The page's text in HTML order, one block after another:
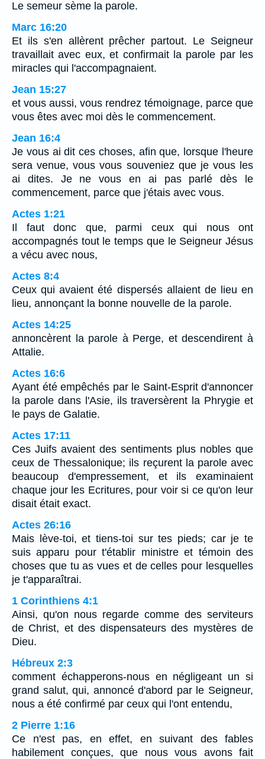
Le semeur sème la parole.
Marc 16:20
Et ils s'en allèrent prêcher partout. Le Seigneur
travaillait avec eux, et confirmait la parole par les
miracles qui l'accompagnaient.
Jean 15:27
et vous aussi, vous rendrez témoignage, parce que
vous êtes avec moi dès le commencement.
Jean 16:4
Je vous ai dit ces choses, afin que, lorsque l'heure
sera venue, vous vous souveniez que je vous les
ai dites. Je ne vous en ai pas parlé dès le
commencement, parce que j'étais avec vous.
Actes 1:21
Il faut donc que, parmi ceux qui nous ont
accompagnés tout le temps que le Seigneur Jésus
a vécu avec nous,
Actes 8:4
Ceux qui avaient été dispersés allaient de lieu en
lieu, annonçant la bonne nouvelle de la parole.
Actes 14:25
annoncèrent la parole à Perge, et descendirent à
Attalie.
Actes 16:6
Ayant été empêchés par le Saint-Esprit d'annoncer
la parole dans l'Asie, ils traversèrent la Phrygie et
le pays de Galatie.
Actes 17:11
Ces Juifs avaient des sentiments plus nobles que
ceux de Thessalonique; ils reçurent la parole avec
beaucoup d'empressement, et ils examinaient
chaque jour les Ecritures, pour voir si ce qu'on leur
disait était exact.
Actes 26:16
Mais lève-toi, et tiens-toi sur tes pieds; car je te
suis apparu pour t'établir ministre et témoin des
choses que tu as vues et de celles pour lesquelles
je t'apparaîtrai.
1 Corinthiens 4:1
Ainsi, qu'on nous regarde comme des serviteurs
de Christ, et des dispensateurs des mystères de
Dieu.
Hébreux 2:3
comment échapperons-nous en négligeant un si
grand salut, qui, annoncé d'abord par le Seigneur,
nous a été confirmé par ceux qui l'ont entendu,
2 Pierre 1:16
Ce n'est pas, en effet, en suivant des fables
habilement conçues, que nous vous avons fait